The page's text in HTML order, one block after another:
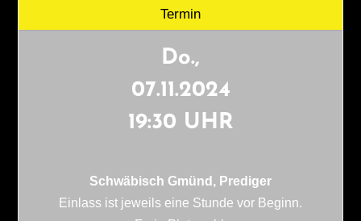
Termin
Do.,
07.11.2024
19:30 UHR
Schwäbisch Gmünd, Prediger
Einlass ist jeweils eine Stunde vor Beginn.